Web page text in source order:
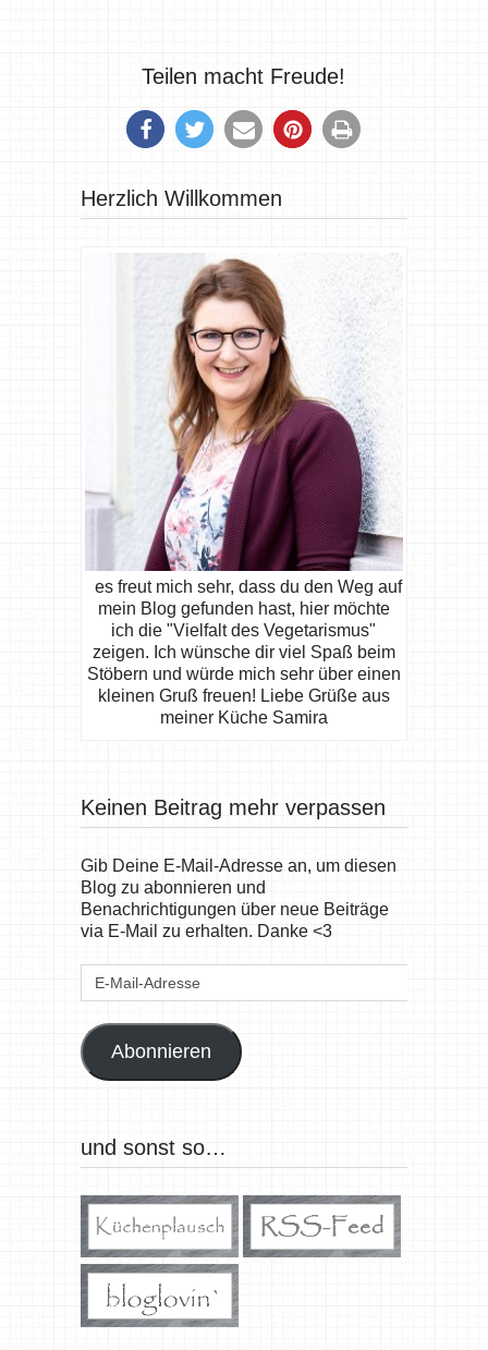
Teilen macht Freude!
Herzlich Willkommen
es freut mich sehr, dass du den Weg auf
mein Blog gefunden hast, hier möchte
ich die "Vielfalt des Vegetarismus"
zeigen. Ich wünsche dir viel Spaß beim
Stöbern und würde mich sehr über einen
kleinen Gruß freuen! Liebe Grüße aus
meiner Küche Samira
Keinen Beitrag mehr verpassen
Gib Deine E-Mail-Adresse an, um diesen
Blog zu abonnieren und
Benachrichtigungen über neue Beiträge
via E-Mail zu erhalten. Danke <3
E-
Abonnieren
und sonst so…